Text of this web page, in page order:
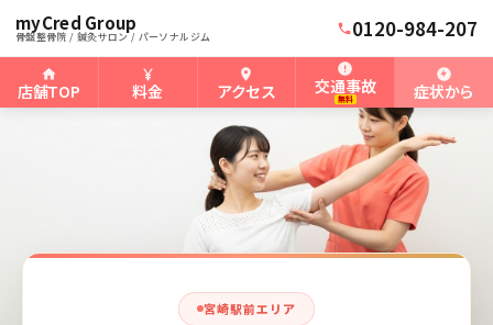
myCred Group
骨盤整骨院 / 鍼灸サロン / パーソナルジム 0120-984-207
店舗TOP 料金 アクセス 交通事故
無料 症状から
ホーム › 宮崎駅前骨盤整骨院 宮崎駅前の腰椎分離症
宮崎駅前エリア